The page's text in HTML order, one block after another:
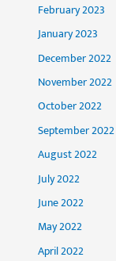
February 2023
January 2023
December 2022
November 2022
October 2022
September 2022
August 2022
July 2022
June 2022
May 2022
April 2022